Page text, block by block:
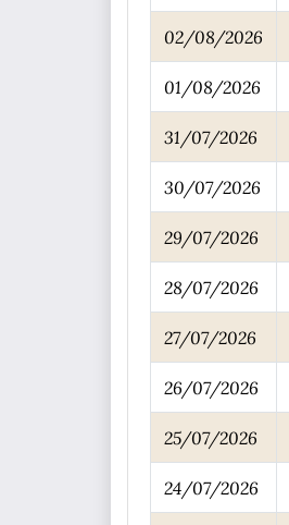
02/08/2026
01/08/2026
31/07/2026
30/07/2026
29/07/2026
28/07/2026
27/07/2026
26/07/2026
25/07/2026
24/07/2026